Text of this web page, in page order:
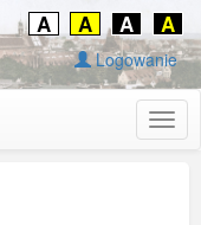
A A A A
Logowanie